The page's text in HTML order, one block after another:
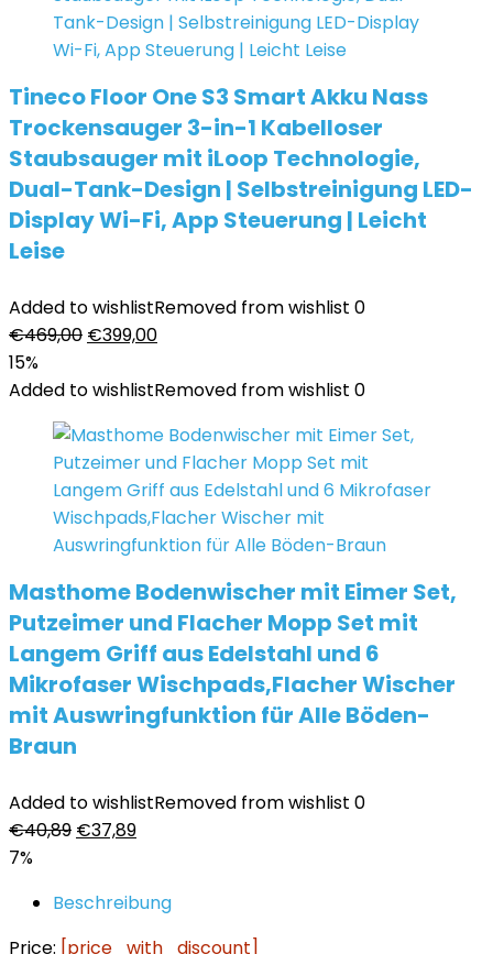
Tineco Floor One S3 Smart Akku Nass
Trockensauger 3-in-1 Kabelloser
Staubsauger mit iLoop Technologie,
Dual-Tank-Design | Selbstreinigung LED-
Display Wi-Fi, App Steuerung | Leicht
Leise
Added to wishlistRemoved from wishlist 0
€469,00 Ursprünglicher
war:
€399,00Aktueller
ist:
15%
Added to wishlistRemoved from wishlist 0
Masthome Bodenwischer mit Eimer Set,
Putzeimer und Flacher Mopp Set mit
Langem Griff aus Edelstahl und 6
Mikrofaser Wischpads,Flacher Wischer
mit Auswringfunktion für Alle Böden-
Braun
Added to wishlistRemoved from wishlist 0
€40,89 Ursprünglicher
€40,89
€37,89Aktueller
€37,89.
7%
Beschreibung
Price: [price_with_discount]